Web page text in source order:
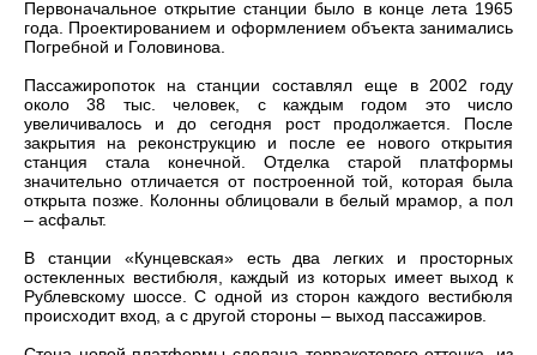
Первоначальное открытие станции было в конце лета 1965
года. Проектированием и оформлением объекта занимались
Погребной и Головинова.
Пассажиропоток на станции составлял еще в 2002 году
около 38 тыс. человек, с каждым годом это число
увеличивалось и до сегодня рост продолжается. После
закрытия на реконструкцию и после ее нового открытия
станция стала конечной. Отделка старой платформы
значительно отличается от построенной той, которая была
открыта позже. Колонны облицовали в белый мрамор, а пол
– асфальт.
В станции «Кунцевская» есть два легких и просторных
остекленных вестибюля, каждый из которых имеет выход к
Рублевскому шоссе. С одной из сторон каждого вестибюля
происходит вход, а с другой стороны – выход пассажиров.